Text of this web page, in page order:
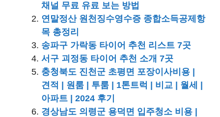
채널 무료 유료 보는 방법
연말정산 원천징수영수증 종합소득공제항
목 총정리
송파구 가락동 타이어 추천 리스트 7곳
서구 괴정동 타이어 추천 소개 7곳
충청북도 진천군 초평면 포장이사비용 |
견적 | 원룸 | 투룸 | 1톤트럭 | 비교 | 월세 |
아파트 | 2024 후기
경상남도 의령군 용덕면 입주청소 비용 |